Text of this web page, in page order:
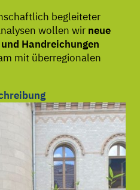
begleiteter
wollen wir neue
Handreichungen
mit überregionalen